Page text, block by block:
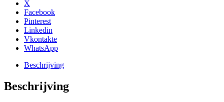
X
Facebook
Pinterest
Linkedin
Vkontakte
WhatsApp
Beschrijving
Beschrijving